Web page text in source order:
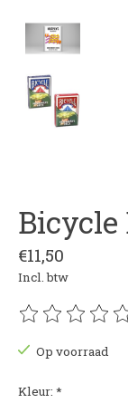
Bicycle
€11,50
Incl. btw
De
Op voorraad
Kleur: *